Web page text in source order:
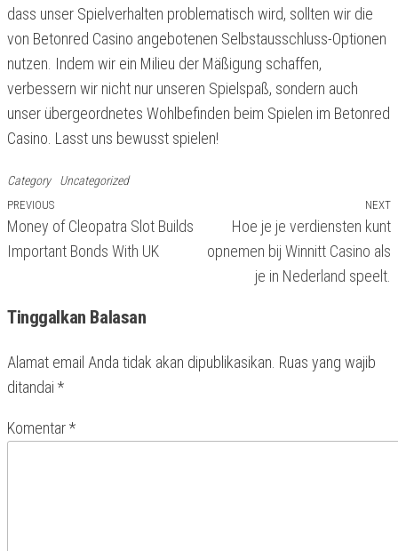
dass unser Spielverhalten problematisch wird, sollten wir die
von Betonred Casino angebotenen Selbstausschluss-Optionen
nutzen. Indem wir ein Milieu der Mäßigung schaffen,
verbessern wir nicht nur unseren Spielspaß, sondern auch
unser übergeordnetes Wohlbefinden beim Spielen im Betonred
Casino. Lasst uns bewusst spielen!
Category Uncategorized
Navigasi
pos
Previous
Post
PREVIOUS
Money of Cleopatra Slot Builds
Important Bonds With UK
NEXT
Hoe je je verdiensten kunt
opnemen bij Winnitt Casino als
je in Nederland speelt.
Tinggalkan Balasan
Alamat email Anda tidak akan dipublikasikan. Ruas yang wajib
ditandai *
Komentar*